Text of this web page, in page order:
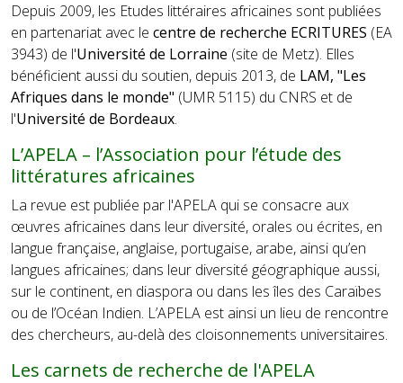
Depuis 2009, les Etudes littéraires africaines sont publiées
en partenariat avec le centre de recherche ECRITURES (EA
3943) de l'Université de Lorraine (site de Metz). Elles
bénéficient aussi du soutien, depuis 2013, de LAM, "Les
Afriques dans le monde" (UMR 5115) du CNRS et de
l'Université de Bordeaux.
L’APELA – l’Association pour l’étude des
littératures africaines
La revue est publiée par l'APELA qui se consacre aux
œuvres africaines dans leur diversité, orales ou écrites, en
langue française, anglaise, portugaise, arabe, ainsi qu’en
langues africaines; dans leur diversité géographique aussi,
sur le continent, en diaspora ou dans les îles des Caraïbes
ou de l’Océan Indien. L’APELA est ainsi un lieu de rencontre
des chercheurs, au-delà des cloisonnements universitaires.
Les carnets de recherche de l'APELA